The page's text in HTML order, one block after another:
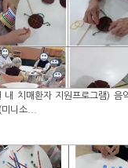
내 치매환자 지원프로그램) 음
니소...